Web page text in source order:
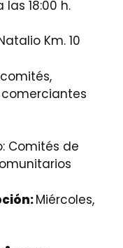
18:00 h.
Km. 10
Comités de
Miércoles,